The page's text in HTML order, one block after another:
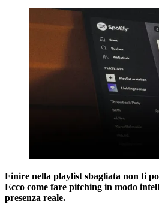
Finire nella playlist sbagliata non ti
Ecco come fare pitching in modo
presenza reale.